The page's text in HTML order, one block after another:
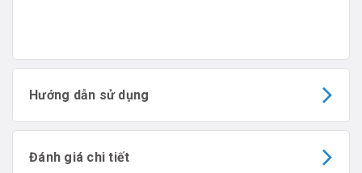
Hướng dẫn sử dụng
Đánh giá chi tiết